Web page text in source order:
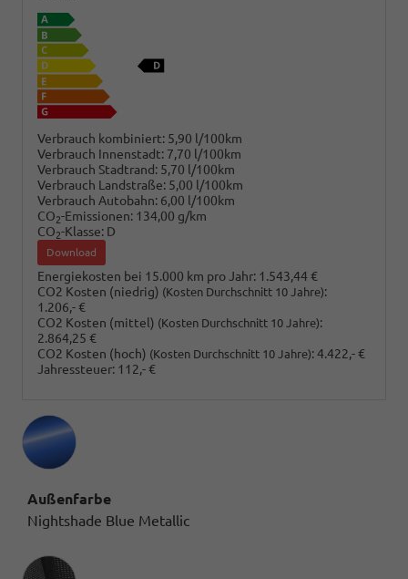
Verbrauch kombiniert: 5,90 l/100km
Verbrauch Innenstadt: 7,70 l/100km
Verbrauch Stadtrand: 5,70 l/100km
Verbrauch Landstraße: 5,00 l/100km
Verbrauch Autobahn: 6,00 l/100km
CO2-Emissionen: 134,00 g/km
CO2-Klasse: D
Download
Energiekosten bei 15.000 km pro Jahr: 1.543,44 €
CO2 Kosten (niedrig) (Kosten Durchschnitt 10 Jahre):
1.206,- €
CO2 Kosten (mittel) (Kosten Durchschnitt 10 Jahre):
2.864,25 €
CO2 Kosten (hoch) (Kosten Durchschnitt 10 Jahre):4.422,- €
Jahressteuer: 112,- €
Außenfarbe
Nightshade Blue Metallic
Innenausstattung